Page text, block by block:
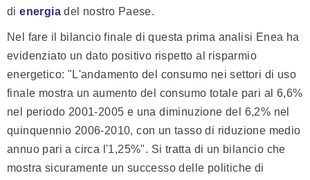
dienergia del nostro Paese.
Nel fare il bilancio finale di questa prima analisi Enea ha
evidenziato un dato positivo rispetto al risparmio
energetico: "L'andamento del consumo nei settori di uso
finale mostra un aumento del consumo totale pari al 6,6%
nel periodo 2001-2005 e una diminuzione del 6,2% nel
quinquennio 2006-2010, con un tasso di riduzione medio
annuo pari a circa l'1,25%". Si tratta di un bilancio che
mostra sicuramente un successo delle politiche di